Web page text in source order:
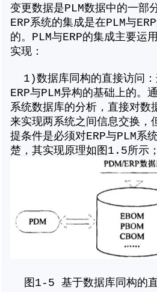
变更数据是PLM数据中的一部
ERP系统的集成是在PLM与
的。PLM与ERP的集成主要运
实现：
1)数据库同构的直接访问：
ERP与PLM异构的基础上的。
系统数据库的分析，直接对数
来实现两系统之间信息交换，
提条件是必须对ERP与PLM系
楚，其实现原理如图1.5所示；
图1-5 基于数据库同构的